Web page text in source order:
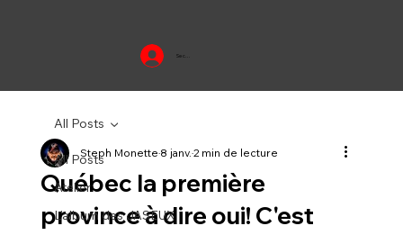
Se connecter
All Posts
Atelier
L'album des JASEUX
All Posts
Québec la première
province à dire oui! C'est
Steph Monette8 janv.2 min de lecture